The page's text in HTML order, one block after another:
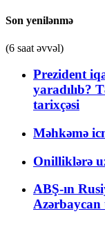
Son yenilənmə
(6 saat əvvəl)
Prezident
yaradılıb?
tarixçəsi
Məhkəmə
Onilliklərə
ABŞ-ın